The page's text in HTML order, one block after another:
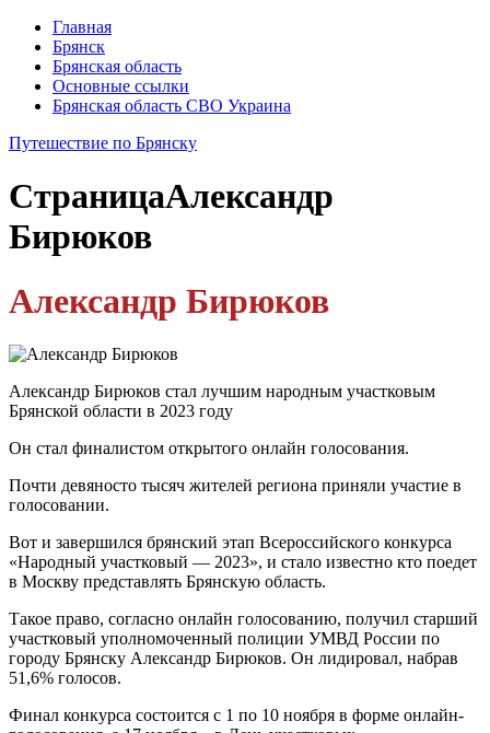
Главная
Брянск
Брянская область
Основные ссылки
Брянская область СВО Украина
Путешествие по Брянску
СтраницаАлександр
Бирюков
Александр Бирюков
Александр Бирюков стал лучшим народным участковым
Брянской области в 2023 году
Он стал финалистом открытого онлайн голосования.
Почти девяносто тысяч жителей региона приняли участие в
голосовании.
Вот и завершился брянский этап Всероссийского конкурса
«Народный участковый — 2023», и стало известно кто поедет
в Москву представлять Брянскую область.
Такое право, согласно онлайн голосованию, получил старший
участковый уполномоченный полиции УМВД России по
городу Брянску Александр Бирюков. Он лидировал, набрав
51,6% голосов.
Финал конкурса состоится с 1 по 10 ноября в форме онлайн-